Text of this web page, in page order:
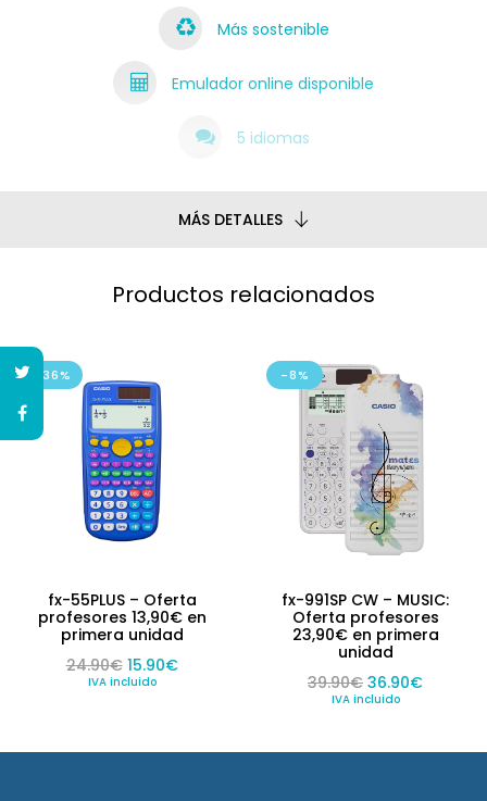
Más sostenible
Emulador online disponible
5 idiomas
MÁS DETALLES
Productos relacionados
-36%
fx-55PLUS – Oferta
profesores 13,90€ en
primera unidad
24.90€ El precio original era: 24.90€.
15.90€El precio actual es: 15.90€.
IVA incluido
-8%
fx-991SP CW – MUSIC:
Oferta profesores
23,90€ en primera
unidad
39.90€ El precio
36.90€El
IVA incluido